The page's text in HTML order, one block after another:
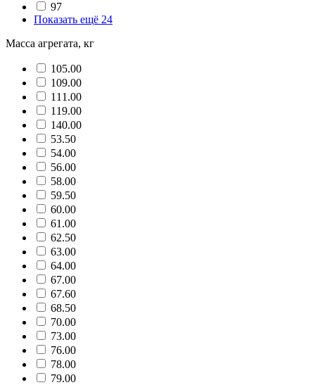
97
Показать ещё 24
Масса агрегата, кг
105.00
109.00
111.00
119.00
140.00
53.50
54.00
56.00
58.00
59.50
60.00
61.00
62.50
63.00
64.00
67.00
67.60
68.50
70.00
73.00
76.00
78.00
79.00